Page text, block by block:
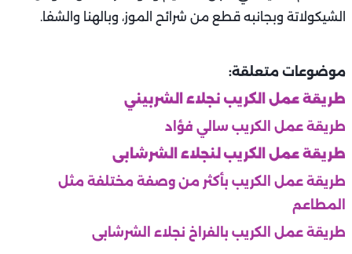
الشيكولاتة وبجانبه قطع من شرائح الموز، وبالهنا والشفا.
موضوعات متعلقة:
طريقة عمل الكريب نجلاء الشربيني
طريقة عمل الكريب سالي فؤاد
طريقة عمل الكريب لنجلاء الشرشابى
طريقة عمل الكريب بأكثر من وصفة مختلفة مثل
المطاعم
طريقة عمل الكريب بالفراخ نجلاء الشرشابى